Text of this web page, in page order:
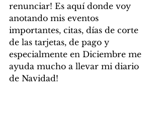
renunciar! Es aquí donde voy
anotando mis eventos
importantes, citas, días de corte
de las tarjetas, de pago y
especialmente en Diciembre me
ayuda mucho a llevar mi diario
de Navidad!